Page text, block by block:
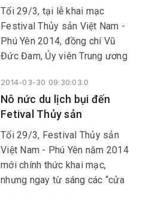
Trúc.
Tối 29/3, tại lễ khai mạc
Festival Thủy sản Việt Nam -
Phú Yên 2014, đồng chí Vũ
Đức Đam, Ủy viên Trung ương
phủ đã có bài phát biểu. Báo
Phú Yên trân trọng giới thiệu
cùng bạn đọc
2014-03-30 09:30:03.0
Nô nức du lịch bụi đến
Fetival Thủy sản
Tối 29/3, Festival Thủy sản
Việt Nam - Phú Yên năm 2014
mới chính thức khai mạc,
nhưng ngay từ sáng các “cửa